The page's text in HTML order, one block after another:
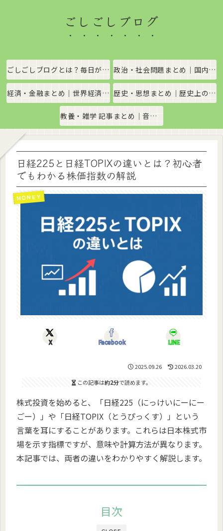
ごしごしブログ
ごしごしブログとは？毎日がちょっと楽しくなる情報発信サイト 政治・社会問題まとめ｜国内政治・国際情勢をわかりやすく解説
経済・金融まとめ｜世界経済・金融市場をわかりやすく解説 歴史・思想まとめ｜歴史上の出来事や思想・哲学をわかりやすく解説
教養・雑学 記事まとめ｜音楽、科学、社会の豆知識をわかりやすく解説
日経225と日経TOPIXの違いとは？初心者
でもわかる株価指数の解説
ＭＯＮＥＹ
X Facebook LINE
2025.09.26
2026.03.20
この記事は約2分で読めます。
株式投資を始めると、「日経225（にっけいにーにー
ごー）」や「日経TOPIX（とうぴっくす）」という
言葉を耳にすることがあります。これらは日本株式市
場を示す指標ですが、意味や計算方法が異なります。
本記事では、両者の違いをわかりやすく解説します。
目次